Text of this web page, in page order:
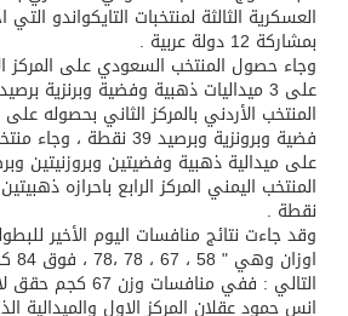
كسوة الكعبة تعتلي البيت العتيق
العسكرية الثالثة لمنتخبات التايكواندو
بمشاركة 12 دولة عربية .
وجاء حصول المنتخب السعودي على المركز
المنتخب الأردني بالمركز الثاني بحصوله
فضية وبرونزية وبرصيد 39
نقطة .
وقد جاءت نتائج منافسات اليوم الأخير
التالي : ففي
انس حمود عقلان المركز الاول والميدالية